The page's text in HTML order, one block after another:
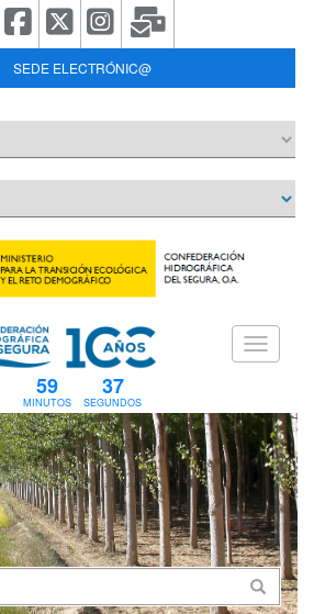
SEDE ELECTRÓNIC@
59
MINUTOS
37
SEGUNDOS